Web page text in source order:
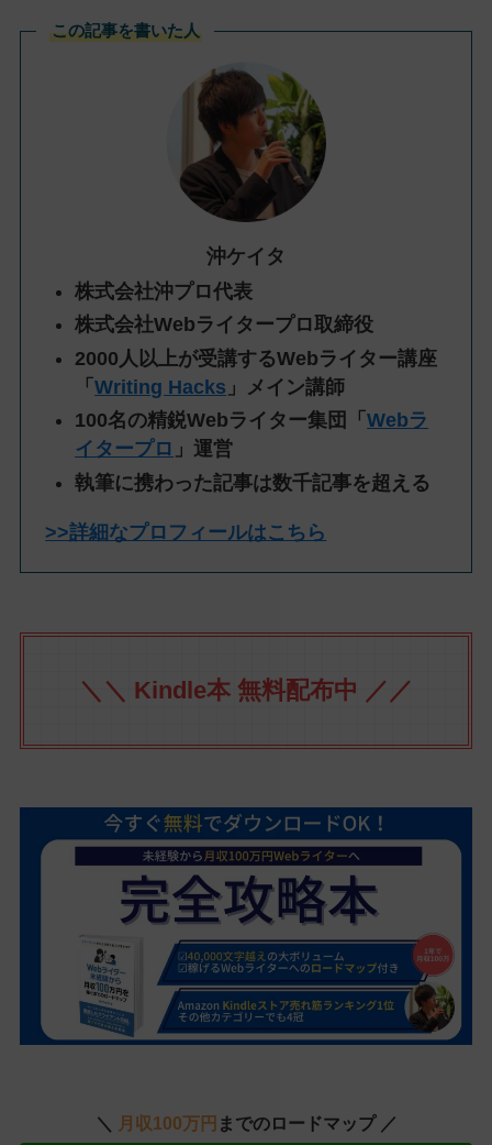
この記事を書いた人
沖ケイタ
株式会社沖プロ代表
株式会社Webライタープロ取締役
2000人以上が受講するWebライター講座
「Writing Hacks 」メイン講師
100名の精鋭Webライター集団「Webラ
イタープロ 」運営
執筆に携わった記事は数千記事を超える
>>詳細なプロフィールはこちら
＼＼ Kindle本 無料配布中 ／／
＼ 月収100万円 までのロードマップ ／